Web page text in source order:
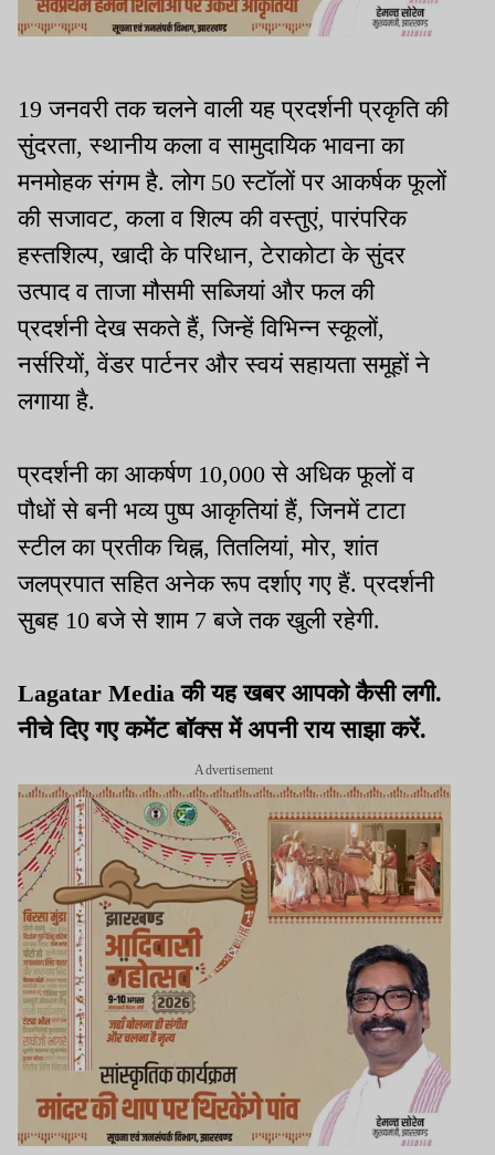
19 जनवरी तक चलने वाली यह प्रदर्शनी प्रकृति की
सुंदरता, स्थानीय कला व सामुदायिक भावना का
मनमोहक संगम है. लोग 50 स्टॉलों पर आकर्षक फूलों
की सजावट, कला व शिल्प की वस्तुएं, पारंपरिक
हस्तशिल्प, खादी के परिधान, टेराकोटा के सुंदर
उत्पाद व ताजा मौसमी सब्जियां और फल की
प्रदर्शनी देख सकते हैं, जिन्हें विभिन्न स्कूलों,
नर्सरियों, वेंडर पार्टनर और स्वयं सहायता समूहों ने
लगाया है.
प्रदर्शनी का आकर्षण 10,000 से अधिक फूलों व
पौधों से बनी भव्य पुष्प आकृतियां हैं, जिनमें टाटा
स्टील का प्रतीक चिह्न, तितलियां, मोर, शांत
जलप्रपात सहित अनेक रूप दर्शाए गए हैं. प्रदर्शनी
सुबह 10 बजे से शाम 7 बजे तक खुली रहेगी.
Lagatar Media की यह खबर आपको कैसी लगी.
नीचे दिए गए कमेंट बॉक्स में अपनी राय साझा करें.
Advertisement